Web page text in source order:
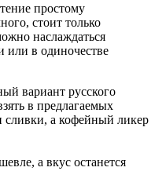
простому
стоит только
наслаждаться
или в одиночестве
вариант русского
в предлагаемых
сливки, а кофейный ликер
а вкус останется